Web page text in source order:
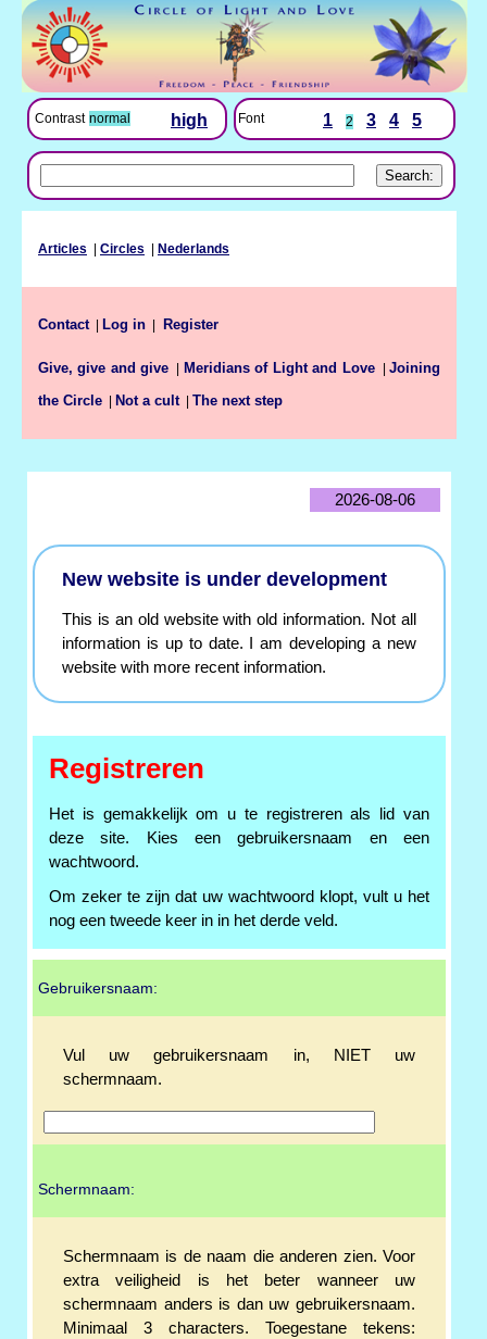
Contrast normal high Font 1 2 3 4 5
Articles Circles Nederlands
Contact| Log in Register
Give, give and give Meridians of Light and Love|Joining
the Circle
Not a cult| The next step
2026-08-06
New website is under development
This is an old website with old information. Not all
information is up to date. I am developing a new
website with more recent information.
Registreren
Het is gemakkelijk om u te registreren als lid van
deze site. Kies een gebruikersnaam en een
wachtwoord.
Om zeker te zijn dat uw wachtwoord klopt, vult u het
nog een tweede keer in in het derde veld.
Gebruikersnaam:
Vul uw gebruikersnaam in, NIET uw
schermnaam.
Schermnaam:
Schermnaam is de naam die anderen zien. Voor
extra veiligheid is het beter wanneer uw
schermnaam anders is dan uw gebruikersnaam.
Minimaal 3 characters. Toegestane tekens: